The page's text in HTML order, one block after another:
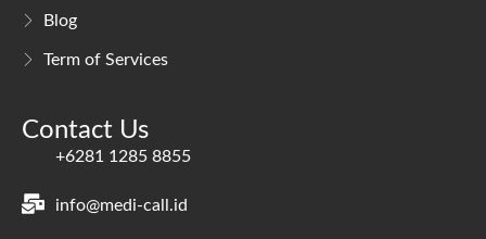
Blog
Term of Services
Contact Us
+6281 1285 8855
info@medi-call.id